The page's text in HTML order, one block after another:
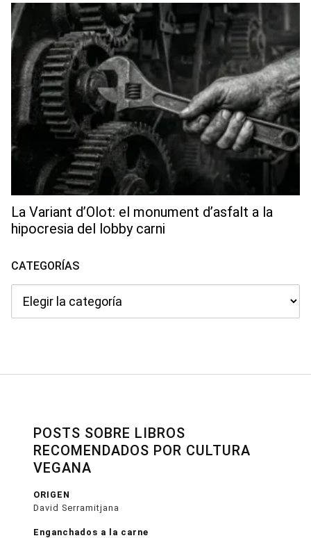
La Variant d’Olot: el monument d’asfalt a la
hipocresia del lobby carni
CATEGORÍAS
POSTS SOBRE LIBROS
RECOMENDADOS POR CULTURA
VEGANA
ORIGEN
David Serramitjana
Enganchados a la carne